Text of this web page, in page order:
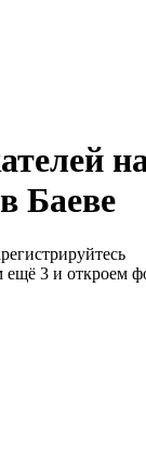
Баеве
ещё 3 и откроем